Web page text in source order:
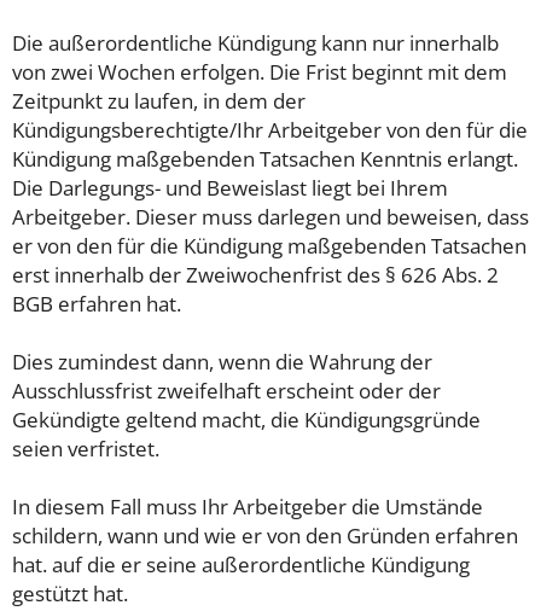
Die außerordentliche Kündigung kann nur innerhalb
von zwei Wochen erfolgen. Die Frist beginnt mit dem
Zeitpunkt zu laufen, in dem der
Kündigungsberechtigte/Ihr Arbeitgeber von den für die
Kündigung maßgebenden Tatsachen Kenntnis erlangt.
Die Darlegungs- und Beweislast liegt bei Ihrem
Arbeitgeber. Dieser muss darlegen und beweisen, dass
er von den für die Kündigung maßgebenden Tatsachen
erst innerhalb der Zweiwochenfrist des § 626 Abs. 2
BGB erfahren hat.
Dies zumindest dann, wenn die Wahrung der
Ausschlussfrist zweifelhaft erscheint oder der
Gekündigte geltend macht, die Kündigungsgründe
seien verfristet.
In diesem Fall muss Ihr Arbeitgeber die Umstände
schildern, wann und wie er von den Gründen erfahren
hat. auf die er seine außerordentliche Kündigung
gestützt hat.